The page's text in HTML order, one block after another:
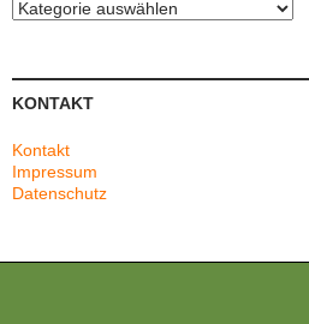
Kategorien
KONTAKT
Kontakt
Impressum
Datenschutz